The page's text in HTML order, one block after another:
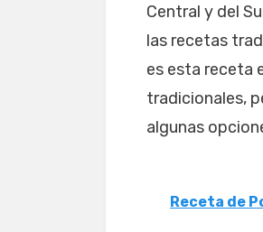
Central y del
las recetas
es esta receta
tradicionales,
algunas
Receta de